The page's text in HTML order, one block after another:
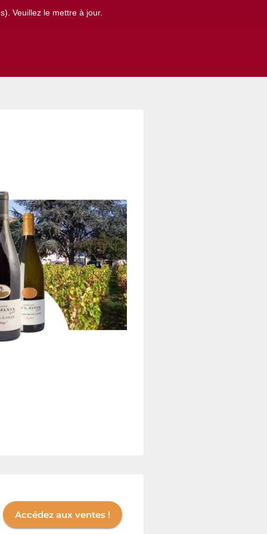
Veuillez le mettre à jour.
Accédez aux ventes !